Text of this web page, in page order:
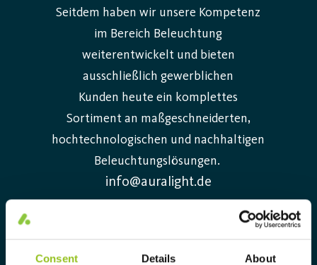
Consent Details About
Seitdem haben wir unsere Kompetenz
im Bereich Beleuchtung
weiterentwickelt und bieten
ausschließlich gewerblichen
Kunden heute ein komplettes
Sortiment an maßgeschneiderten,
hochtechnologischen und nachhaltigen
Beleuchtungslösungen.
info@auralight.de